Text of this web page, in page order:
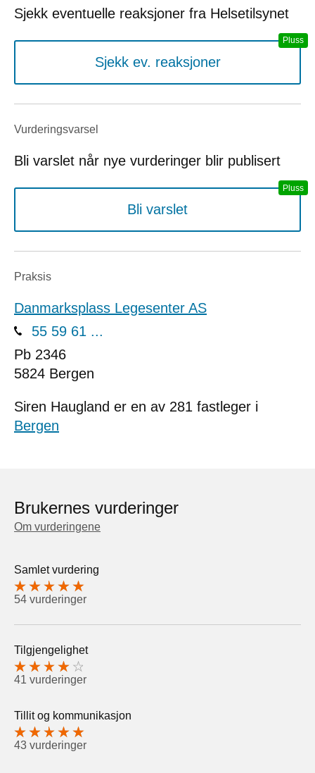
Sjekk eventuelle reaksjoner fra Helsetilsynet
Sjekk ev. reaksjoner
Vurderings­varsel
Bli varslet når nye vurderinger blir publisert
Bli varslet
Praksis
Danmarksplass Legesenter AS
55 59 61 ...
Pb 2346
5824 Bergen
Siren Haugland er en av 281 fastleger i
Bergen
Brukernes vurderinger
Om vurderingene
Samlet vurdering
54 vurderinger
Tilgjengelighet
41 vurderinger
Tillit og kommunikasjon
43 vurderinger